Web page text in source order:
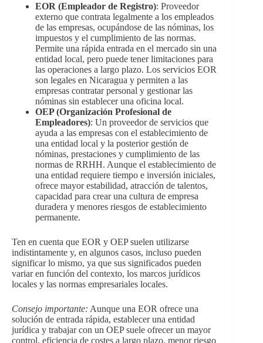
EOR (Empleador de Registro): Proveedor
externo que contrata legalmente a los empleados
de las empresas, ocupándose de las nóminas, los
impuestos y el cumplimiento de las normas.
Permite una rápida entrada en el mercado sin una
entidad local, pero puede tener limitaciones para
las operaciones a largo plazo. Los servicios EOR
son legales en Nicaragua y permiten a las
empresas contratar personal y gestionar las
nóminas sin establecer una oficina local.
OEP (Organización Profesional de
Empleadores): Un proveedor de servicios que
ayuda a las empresas con el establecimiento de
una entidad local y la posterior gestión de
nóminas, prestaciones y cumplimiento de las
normas de RRHH. Aunque el establecimiento de
una entidad requiere tiempo e inversión iniciales,
ofrece mayor estabilidad, atracción de talentos,
capacidad para crear una cultura de empresa
duradera y menores riesgos de establecimiento
permanente.
Ten en cuenta que EOR y OEP suelen utilizarse
indistintamente y, en algunos casos, incluso pueden
significar lo mismo, ya que sus significados pueden
variar en función del contexto, los marcos jurídicos
locales y las normas empresariales locales.
Consejo importante: Aunque una EOR ofrece una
solución de entrada rápida, establecer una entidad
jurídica y trabajar con un OEP suele ofrecer un mayor
control, eficiencia de costes a largo plazo, menor riesgo